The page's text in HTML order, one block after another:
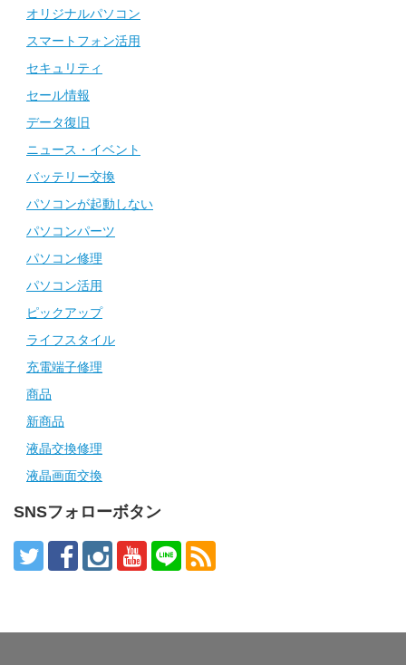
オリジナルパソコン
スマートフォン活用
セキュリティ
セール情報
データ復旧
ニュース・イベント
バッテリー交換
パソコンが起動しない
パソコンパーツ
パソコン修理
パソコン活用
ピックアップ
ライフスタイル
充電端子修理
商品
新商品
液晶交換修理
液晶画面交換
SNSフォローボタン